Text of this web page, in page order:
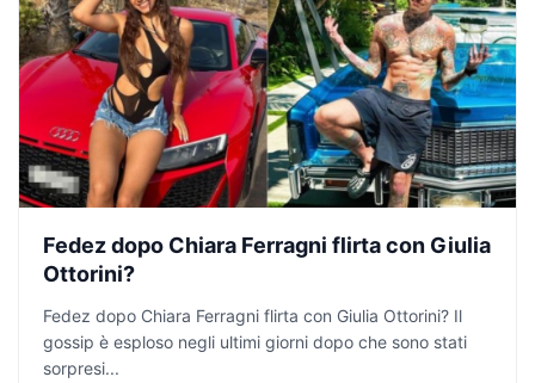
Fedez dopo Chiara Ferragni flirta con Giulia
Ottorini?
Fedez dopo Chiara Ferragni flirta con Giulia Ottorini? Il
gossip è esploso negli ultimi giorni dopo che sono stati
sorpresi...